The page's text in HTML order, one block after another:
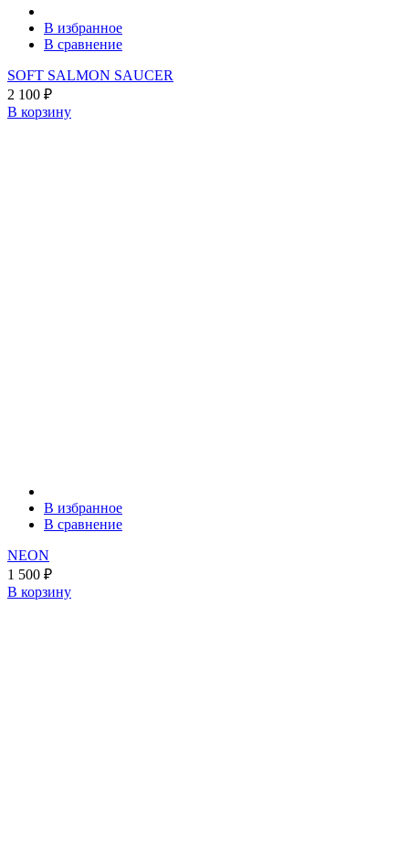
В избранное
В сравнение
SOFT SALMON SAUCER
2 100 ₽
В корзину
В избранное
В сравнение
NEON
1 500 ₽
В корзину